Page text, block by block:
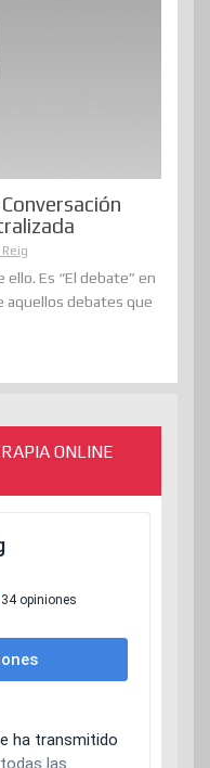
ello. Es “El debate” en
aquellos debates que
ONLINE